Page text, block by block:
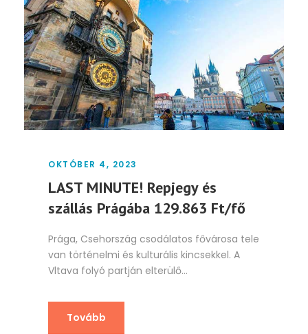
OKTÓBER 4, 2023
LAST MINUTE! Repjegy és
szállás Prágába 129.863 Ft/fő
Prága, Csehország csodálatos fővárosa tele
van történelmi és kulturális kincsekkel. A
Vltava folyó partján elterülő...
Tovább